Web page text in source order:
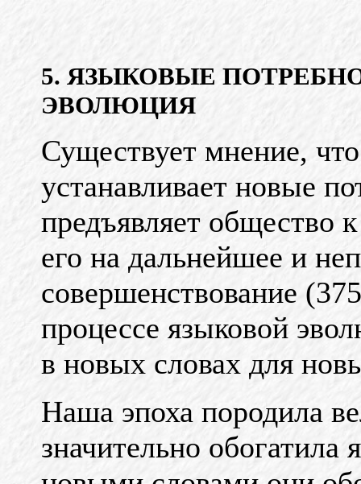
5. ЯЗЫКОВЫЕ
ЭВОЛЮЦИЯ
Существует мнение,
устанавливает новые
предъявляет общество
его на дальнейшее и
совершенствование
процессе языковой
в новых словах для
Наша эпоха породила
значительно